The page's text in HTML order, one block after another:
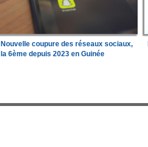
Nouvelle coupure des réseaux sociaux,
la 6ème depuis 2023 en Guinée